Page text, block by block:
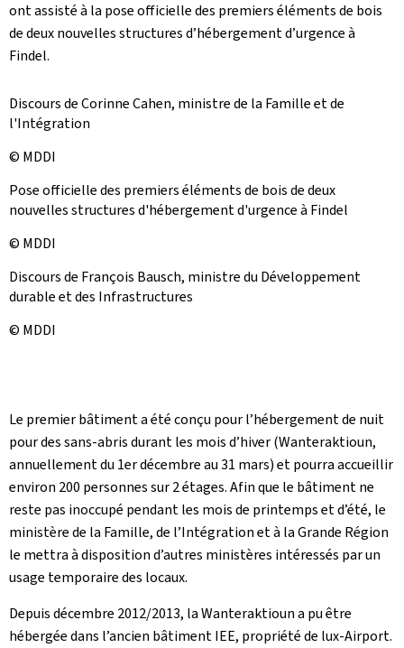
ont assisté à la pose officielle des premiers éléments de bois
de deux nouvelles structures d’hébergement d’urgence à
Findel.
Discours de Corinne Cahen, ministre de la Famille et de
l'Intégration
© MDDI
Pose officielle des premiers éléments de bois de deux
nouvelles structures d'hébergement d'urgence à Findel
© MDDI
Discours de François Bausch, ministre du Développement
durable et des Infrastructures
© MDDI
Le premier bâtiment a été conçu pour l’hébergement de nuit
pour des sans-abris durant les mois d’hiver (Wanteraktioun,
annuellement du 1er décembre au 31 mars) et pourra accueillir
environ 200 personnes sur 2 étages. Afin que le bâtiment ne
reste pas inoccupé pendant les mois de printemps et d’été, le
ministère de la Famille, de l’Intégration et à la Grande Région
le mettra à disposition d’autres ministères intéressés par un
usage temporaire des locaux.
Depuis décembre 2012/2013, la Wanteraktioun a pu être
hébergée dans l’ancien bâtiment IEE, propriété de lux-Airport.